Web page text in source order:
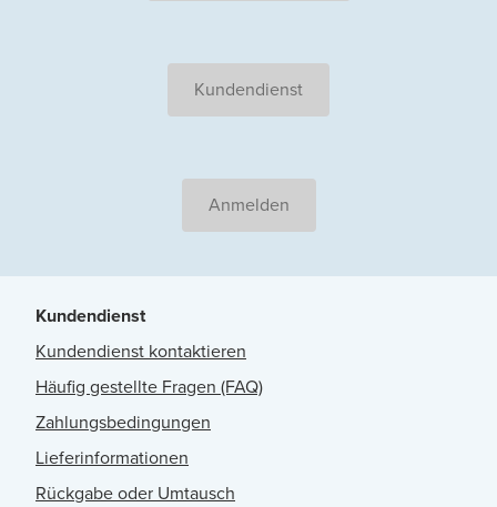
Kundendienst
Anmelden
Kundendienst
Kundendienst kontaktieren
Häufig gestellte Fragen (FAQ)
Zahlungsbedingungen
Lieferinformationen
Rückgabe oder Umtausch